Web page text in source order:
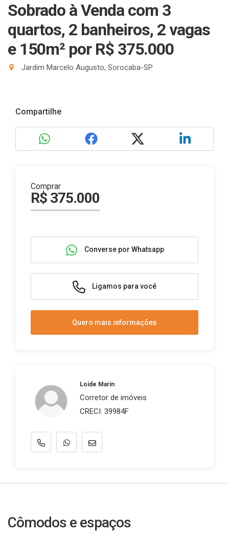
Sobrado à Venda com 3
quartos, 2 banheiros, 2 vagas
e 150m² por R$ 375.000
Jardim Marcelo Augusto, Sorocaba-SP
Compartilhe
Comprar
R$ 375.000
Converse por Whatsapp
Ligamos para você
Quero mais informações
Loide Marin
Corretor de imóveis
CRECI: 39984F
Cômodos e espaços